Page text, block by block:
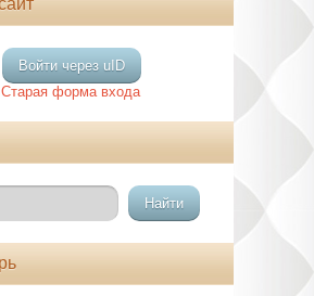
Войти через uID
Старая форма входа